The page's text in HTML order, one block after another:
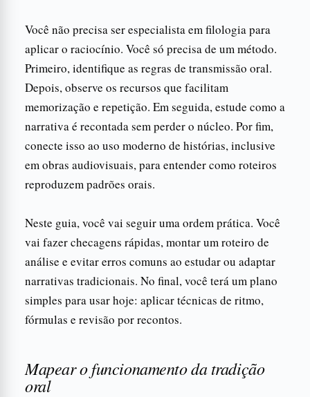
Você não precisa ser especialista em filologia para
aplicar o raciocínio. Você só precisa de um método.
Primeiro, identifique as regras de transmissão oral.
Depois, observe os recursos que facilitam
memorização e repetição. Em seguida, estude como a
narrativa é recontada sem perder o núcleo. Por fim,
conecte isso ao uso moderno de histórias, inclusive
em obras audiovisuais, para entender como roteiros
reproduzem padrões orais.
Neste guia, você vai seguir uma ordem prática. Você
vai fazer checagens rápidas, montar um roteiro de
análise e evitar erros comuns ao estudar ou adaptar
narrativas tradicionais. No final, você terá um plano
simples para usar hoje: aplicar técnicas de ritmo,
fórmulas e revisão por recontos.
Mapear o funcionamento da tradição
oral